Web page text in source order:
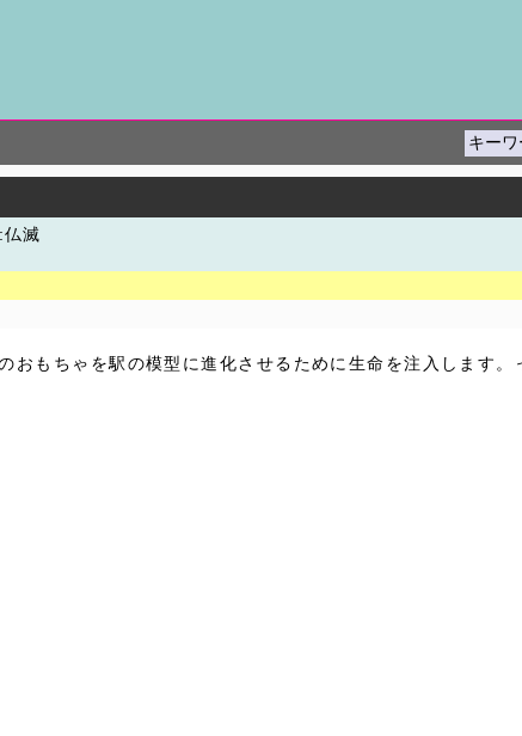
滅
もちゃを駅の模型に進化させるために生命を注入します。